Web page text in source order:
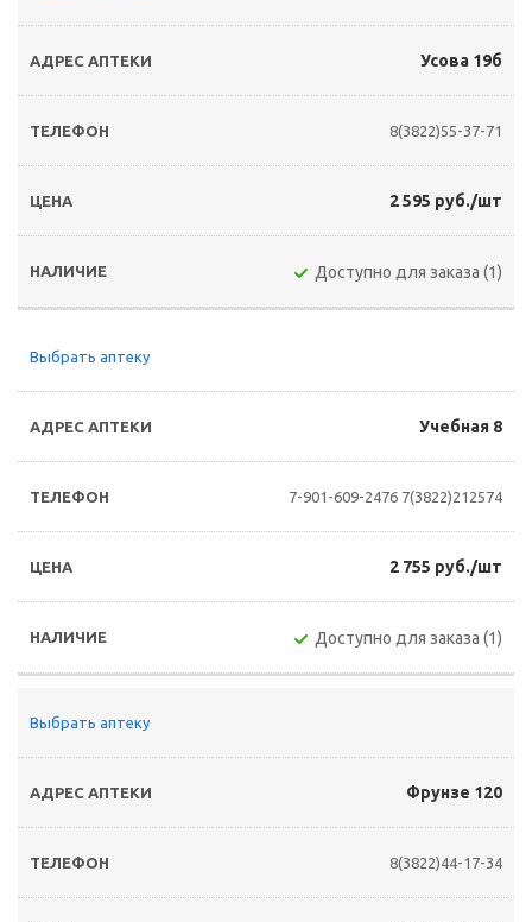
Усова 19б
8(3822)55-37-71
2 595 руб./шт
Доступно для заказа (1)
Выбрать аптеку
Учебная 8
7-901-609-2476 7(3822)212574
2 755 руб./шт
Доступно для заказа (1)
Выбрать аптеку
Фрунзе 120
8(3822)44-17-34